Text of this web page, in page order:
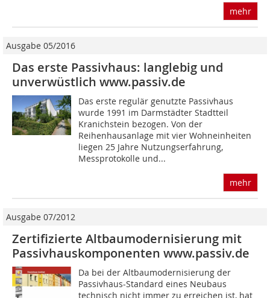
mehr
Ausgabe 05/2016
Das erste Passivhaus: langlebig und
unverwüstlich www.passiv.de
Das erste regulär genutzte Passivhaus
wurde 1991 im Darmstädter Stadtteil
Kranichstein bezogen. Von der
Reihenhausanlage mit vier Wohneinheiten
liegen 25 Jahre Nutzungserfahrung,
Messprotokolle und...
mehr
Ausgabe 07/2012
Zertifizierte Altbaumodernisierung mit
Passivhauskomponenten www.passiv.de
Da bei der Altbau­modernisierung der
Passivhaus-Standard eines Neubaus
technisch nicht immer zu erreichen ist, hat